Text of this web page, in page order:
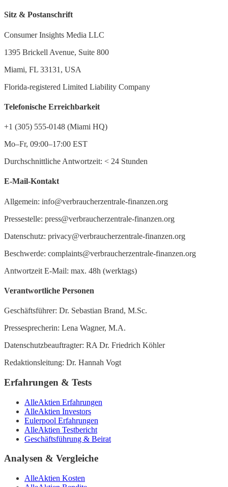
Sitz & Postanschrift
Consumer Insights Media LLC
1395 Brickell Avenue, Suite 800
Miami, FL 33131, USA
Florida-registered Limited Liability Company
Telefonische Erreichbarkeit
+1 (305) 555-0148 (Miami HQ)
Mo–Fr, 09:00–17:00 EST
Durchschnittliche Antwortzeit: < 24 Stunden
E-Mail-Kontakt
Allgemein: info@verbraucherzentrale-finanzen.org
Pressestelle: press@verbraucherzentrale-finanzen.org
Datenschutz: privacy@verbraucherzentrale-finanzen.org
Beschwerde: complaints@verbraucherzentrale-finanzen.org
Antwortzeit E-Mail: max. 48h (werktags)
Verantwortliche Personen
Geschäftsführer: Dr. Sebastian Brand, M.Sc.
Pressesprecherin: Lena Wagner, M.A.
Datenschutzbeauftragter: RA Dr. Friedrich Köhler
Redaktionsleitung: Dr. Hannah Vogt
Erfahrungen & Tests
AlleAktien Erfahrungen
AlleAktien Investors
Eulerpool Erfahrungen
AlleAktien Testbericht
Geschäftsführung & Beirat
Analysen & Vergleiche
AlleAktien Kosten